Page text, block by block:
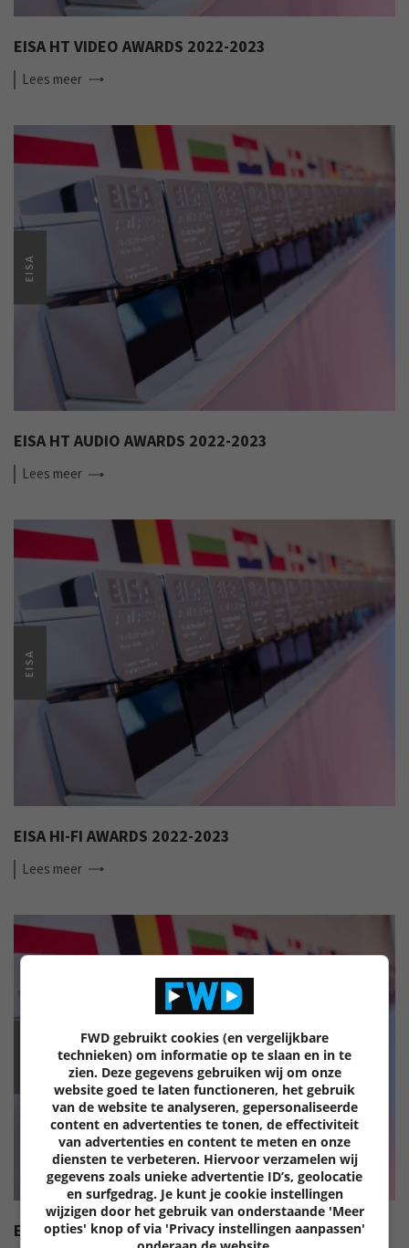
EISA HT VIDEO AWARDS 2022-2023
Lees meer
EISA
EISA HT AUDIO AWARDS 2022-2023
Lees meer
EISA
EISA HI-FI AWARDS 2022-2023
Lees meer
EISA AWARDS: WAT ZIJN DE BESTE PRODUCTEN VAN
FWD gebruikt cookies (en vergelijkbare
technieken) om informatie op te slaan en in te
zien. Deze gegevens gebruiken wij om onze
website goed te laten functioneren, het gebruik
van de website te analyseren, gepersonaliseerde
content en advertenties te tonen, de effectiviteit
van advertenties en content te meten en onze
diensten te verbeteren. Hiervoor verzamelen wij
gegevens zoals unieke advertentie ID’s, geolocatie
en surfgedrag. Je kunt je cookie instellingen
wijzigen door het gebruik van onderstaande 'Meer
opties' knop of via 'Privacy instellingen aanpassen'